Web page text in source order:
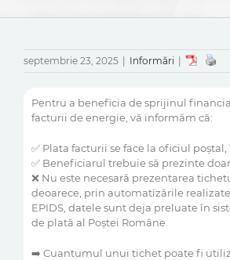
septembrie 23, 2025 Informări
Pentru a beneficia de sprijinul
facturii de energie, vă informăm că:
✅ Plata facturii se face la oficiul
✅ Beneficiarul trebuie să prezinte
❌ Nu este necesară prezentarea
deoarece, prin automatizările
EPIDS, datele sunt deja preluate în
de plată al Poștei Române.
➡️ Cuantumul unui tichet poate fi